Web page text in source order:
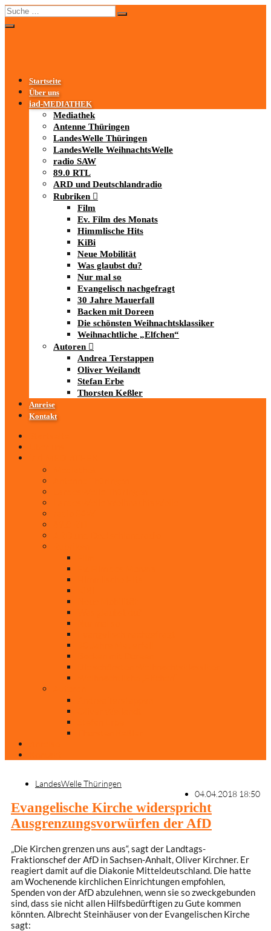
Startseite
Über uns
iad-MEDIATHEK
Mediathek
Antenne Thüringen
LandesWelle Thüringen
LandesWelle WeihnachtsWelle
radio SAW
89.0 RTL
ARD und Deutschlandradio
Rubriken
Film
Ev. Film des Monats
Himmlische Hits
KiBi
Neue Mobilität
Was glaubst du?
Nur mal so
Evangelisch nachgefragt
30 Jahre Mauerfall
Backen mit Doreen
Die schönsten Weihnachtsklassiker
Weihnachtliche „Elfchen“
Autoren
Andrea Terstappen
Oliver Weilandt
Stefan Erbe
Thorsten Keßler
Anreise
Kontakt
LandesWelle Thüringen
04.04.2018 18:50
Evangelische Kirche widerspricht
Ausgrenzungsvorwürfen der AfD
„Die Kirchen grenzen uns aus“, sagt der Landtags-
Fraktionschef der AfD in Sachsen-Anhalt, Oliver Kirchner. Er
reagiert damit auf die Diakonie Mitteldeutschland. Die hatte
am Wochenende kirchlichen Einrichtungen empfohlen,
Spenden von der AfD abzulehnen, wenn sie so zweckgebunden
sind, dass sie nicht allen Hilfsbedürftigen zu Gute kommen
könnten. Albrecht Steinhäuser von der Evangelischen Kirche
sagt: